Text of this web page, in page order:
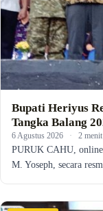
Bupati Heriyus
Tangka Balang
6 Agustus 2026 · 2
PURUK CAHU,
M. Yoseph, secara